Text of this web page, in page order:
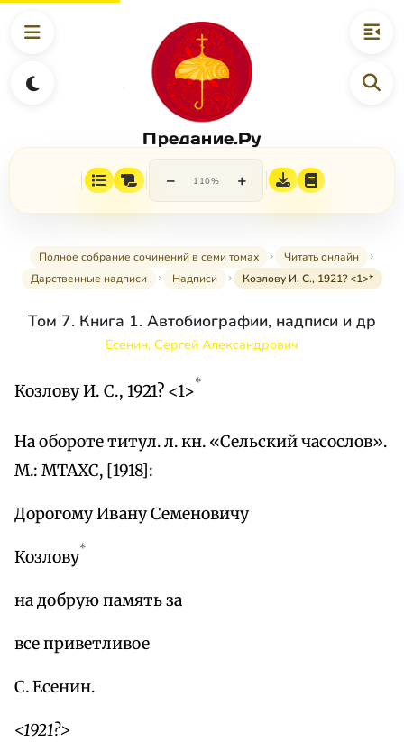
Предание.Ру
− 110% +
Полное собрание сочинений в семи томах
Читать онлайн
Дарственные надписи
Надписи Козлову И. С., 1921? <1>*
Том 7. Книга 1. Автобиографии, надписи и др
Есенин, Сергей Александрович
Козлову И. С., 1921? <1>*
На обороте титул. л. кн. «Сельский часослов».
М.: МТАХС, [1918]:
Дорогому Ивану Семеновичу
Козлову*
на добрую память за
все приветливое
С. Есенин.
<1921?>